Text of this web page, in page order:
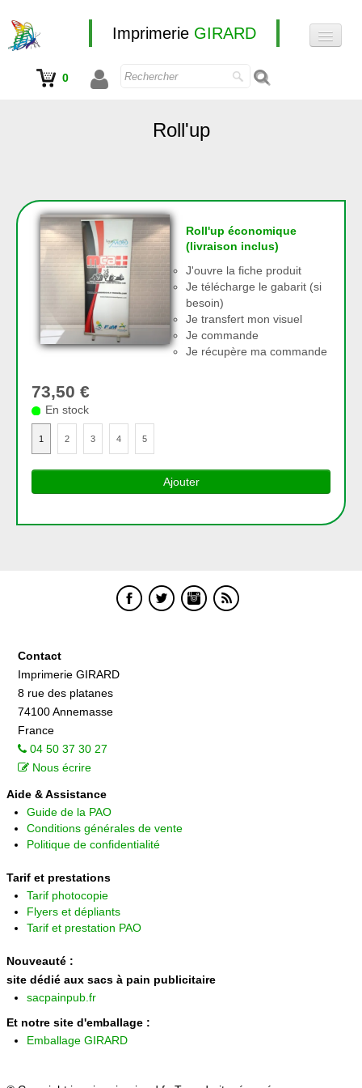
Imprimerie GIRARD
Accueil
e-boutique
0
Roll'up
Roll'up économique
(livraison inclus)
J'ouvre la fiche produit
Je télécharge le gabarit (si
besoin)
Je transfert mon visuel
Je commande
Je récupère ma commande
73,50 €
En stock
1 2 3 4 5
Ajouter
Contact
Imprimerie GIRARD
8 rue des platanes
74100 Annemasse
France
04 50 37 30 27
Nous écrire
Aide & Assistance
Guide de la PAO
Conditions générales de vente
Politique de confidentialité
Tarif et prestations
Tarif photocopie
Flyers et dépliants
Tarif et prestation PAO
Nouveauté :
site dédié aux sacs à pain publicitaire
sacpainpub.fr
Et notre site d'emballage :
Emballage GIRARD